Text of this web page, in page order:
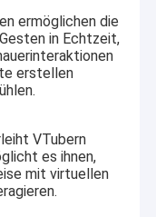
ermöglichen die
in Echtzeit,
erstellen
VTubern
es ihnen,
mit virtuellen